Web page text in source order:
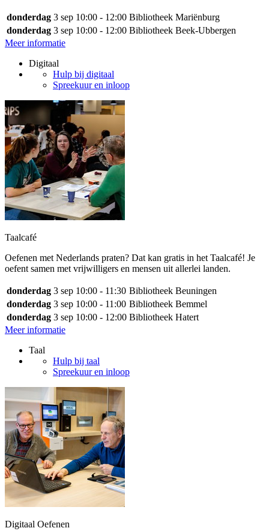
donderdag 3 sep 10:00 - 12:00 Bibliotheek Mariënburg
donderdag 3 sep 10:00 - 12:00 Bibliotheek Beek-Ubbergen
Meer informatie
Digitaal
Hulp bij digitaal
Spreekuur en inloop
Taalcafé
Oefenen met Nederlands praten? Dat kan gratis in het Taalcafé! Je
oefent samen met vrijwilligers en mensen uit allerlei landen.
donderdag 3 sep 10:00 - 11:30 Bibliotheek Beuningen
donderdag 3 sep 10:00 - 11:00 Bibliotheek Bemmel
donderdag 3 sep 10:00 - 12:00 Bibliotheek Hatert
Meer informatie
Taal
Hulp bij taal
Spreekuur en inloop
Digitaal Oefenen